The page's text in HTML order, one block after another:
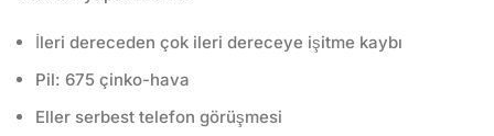
İleri dereceden çok ileri dereceye işitme kaybı
Pil: 675 çinko-hava
Eller serbest telefon görüşmesi